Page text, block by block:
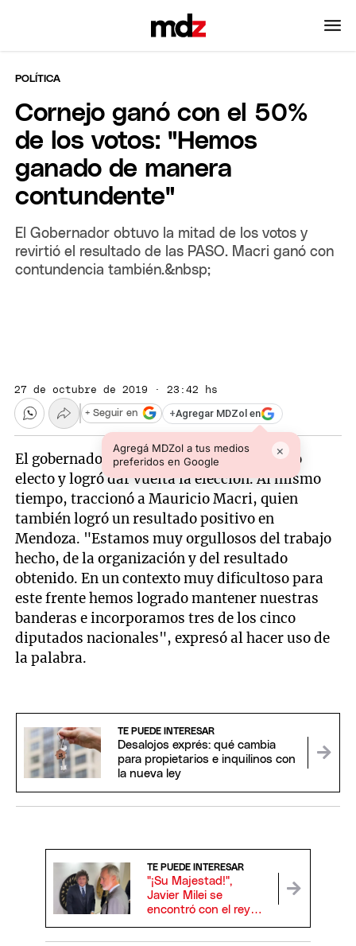
POLÍTICA
Cornejo ganó con el 50%
de los votos: "Hemos
ganado de manera
contundente"
El Gobernador obtuvo la mitad de los votos y
revirtió el resultado de las PASO. Macri ganó con
contundencia también.&nbsp;
27 de octubre de 2019 · 23:42 hs
+Agregar MDZol en
Agregá MDZol a tus medios
preferidos en Google
×
+ Seguir en
El gobernador Alfredo Cornejo es diputado
electo y logró dar vuelta la elección. Al mismo
tiempo, traccionó a Mauricio Macri, quien
también logró un resultado positivo en
Mendoza. "Estamos muy orgullosos del trabajo
hecho, de la organización y del resultado
obtenido. En un contexto muy dificultoso para
este frente hemos logrado mantener nuestras
banderas e incorporamos tres de los cinco
diputados nacionales", expresó al hacer uso de
la palabra.
TE PUEDE INTERESAR
Desalojos exprés: qué cambia
para propietarios e inquilinos con
la nueva ley
TE PUEDE INTERESAR
"¡Su Majestad!",
Javier Milei se
encontró con el rey